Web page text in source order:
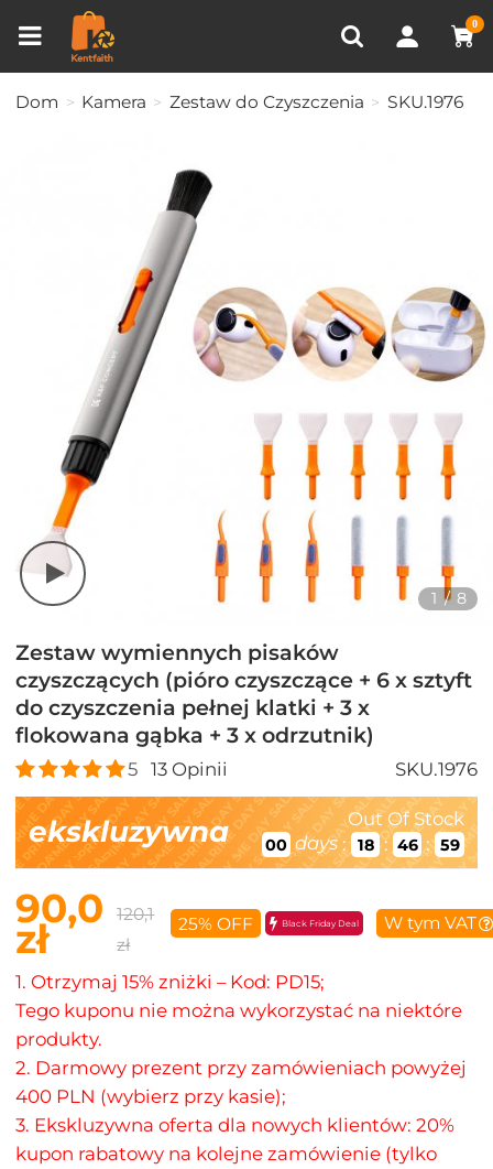
0
OSTATNIO OGLĄDANE
Porównanie produktów (0)
Dom Kamera Zestaw do Czyszczenia SKU.1976
1 / 8
Zestaw wymiennych pisaków
czyszczących (pióro czyszczące + 6 x sztyft
do czyszczenia pełnej klatki + 3 x
flokowana gąbka + 3 x odrzutnik)
5 13Opinii SKU.1976
ekskluzywna Out Of Stock
00 days : 18 : 46 : 57
90,0
zł
120,1
zł
25% OFF Black Friday Deal W tym VAT
1. Otrzymaj 15% zniżki – Kod: PD15;
Tego kuponu nie można wykorzystać na niektóre
produkty.
2. Darmowy prezent przy zamówieniach powyżej
400 PLN (wybierz przy kasie);
3. Ekskluzywna oferta dla nowych klientów: 20%
kupon rabatowy na kolejne zamówienie (tylko